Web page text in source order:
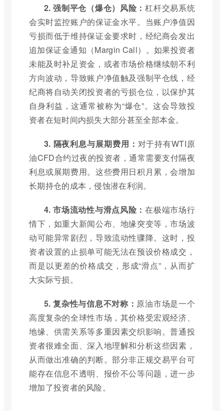
2. 强制平仓（爆仓）风险：杠杆交易系统
会实时监控账户的保证金水平。当账户净值因
亏损而低于维持保证金要求时，经纪商会发出
追加保证金通知（Margin Call）。如果投资者
未能及时补足资金，或者市场价格继续朝不利
方向波动，导致账户净值触及强制平仓线，经
纪商将自动关闭投资者的亏损仓位，以保护其
自身利益，这通常被称为“爆仓”。这会导致投
资者在短时间内损失大部分甚至全部本金。
3. 隔夜利息与展期费用： 对于持有WTI原
油CFD合约过夜的投资者，通常需要支付隔夜
利息或展期费用。这些费用日积月累，会增加
长期持仓的成本，侵蚀潜在利润。
4. 市场流动性与滑点风险：在极端市场行
情下，如重大新闻公布、地缘突变等，市场波
动可能异常剧烈，导致流动性骤降。这时，投
资者设置的止损单可能无法在预设价格成交，
而是以更差的价格成交，形成“滑点”，从而扩
大实际亏损。
5. 复杂性与信息不对称： 原油市场是一个
高度复杂的全球性市场，其价格受宏观经济、
地缘、供需关系等多重因素交织影响。普通投
资者很难全面、深入地理解和分析这些因素，
从而做出准确的判断。部分非正规交易平台可
能存在信息不透明、报价不公等问题，进一步
增加了投资者的风险。